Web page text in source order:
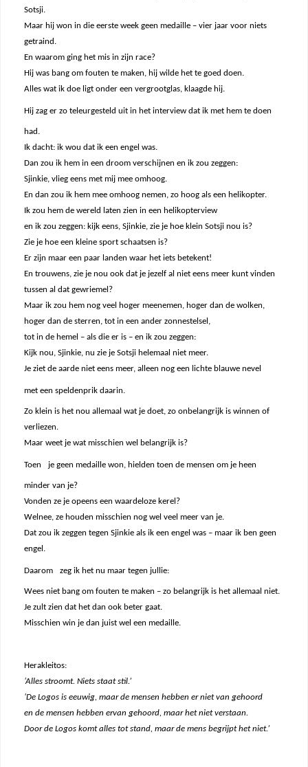
Sotsji.
Maar hij won in die eerste week geen medaille – vier jaar voor niets
getraind.
En waarom ging het mis in zijn race?
Hij was bang om fouten te maken, hij wilde het te goed doen.
Alles wat ik doe ligt onder een vergrootglas, klaagde hij.
Hij zag er zo teleurgesteld uit in het interview dat ik met hem te doen
had.
Ik dacht: ik wou dat ik een engel was.
Dan zou ik hem in een droom verschijnen en ik zou zeggen:
Sjinkie, vlieg eens met mij mee omhoog.
En dan zou ik hem mee omhoog nemen, zo hoog als een helikopter.
Ik zou hem de wereld laten zien in een helikopterview
en ik zou zeggen: kijk eens, Sjinkie, zie je hoe klein Sotsji nou is?
Zie je hoe een kleine sport schaatsen is?
Er zijn maar een paar landen waar het iets betekent!
En trouwens, zie je nou ook dat je jezelf al niet eens meer kunt vinden
tussen al dat gewriemel?
Maar ik zou hem nog veel hoger meenemen, hoger dan de wolken,
hoger dan de sterren, tot in een ander zonnestelsel,
tot in de hemel – als die er is – en ik zou zeggen:
Kijk nou, Sjinkie, nu zie je Sotsji helemaal niet meer.
Je ziet de aarde niet eens meer, alleen nog een lichte blauwe nevel
met een speldenprik daarin.
Zo klein is het nou allemaal wat je doet, zo onbelangrijk is winnen of
verliezen.
Maar weet je wat misschien wel belangrijk is?
Toen je geen medaille won, hielden toen de mensen om je heen
minder van je?
Vonden ze je opeens een waardeloze kerel?
Welnee, ze houden misschien nog wel veel meer van je.
Dat zou ik zeggen tegen Sjinkie als ik een engel was – maar ik ben geen
engel.
Daarom zeg ik het nu maar tegen jullie:
Wees niet bang om fouten te maken – zo belangrijk is het allemaal niet.
Je zult zien dat het dan ook beter gaat.
Misschien win je dan juist wel een medaille.
Herakleitos:
‘Alles stroomt. Niets staat stil.’
‘De Logos is eeuwig, maar de mensen hebben er niet van gehoord
en de mensen hebben ervan gehoord, maar het niet verstaan.
Door de Logos komt alles tot stand, maar de mens begrijpt het niet.’